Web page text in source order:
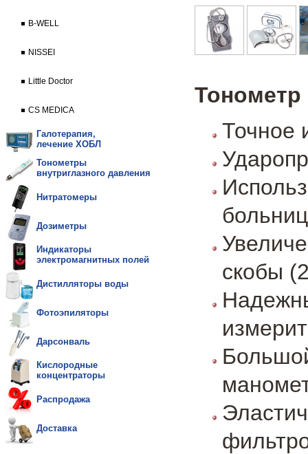
B-WELL
NISSEI
Little Doctor
CS MEDICA
Галотерапия,
лечение ХОБЛ
Тонометры
внутриглазного давления
Нитратомеры
Дозиметры
Индикаторы
электромагнитных полей
Дистилляторы воды
Фотоэпиляторы
Дарсонваль
Кислородные
концентраторы
Распродажа
Доставка
Тонометр
Точное
скобы